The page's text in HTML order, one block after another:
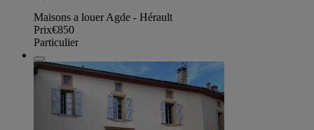
Maisons a louer Agde - Hérault
Prix€850
Particulier